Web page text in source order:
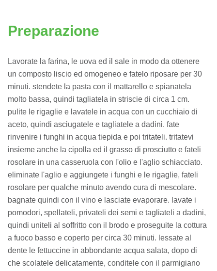
Preparazione
Lavorate la farina, le uova ed il sale in modo da ottenere
un composto liscio ed omogeneo e fatelo riposare per 30
minuti. stendete la pasta con il mattarello e spianatela
molto bassa, quindi tagliatela in striscie di circa 1 cm.
pulite le rigaglie e lavatele in acqua con un cucchiaio di
aceto, quindi asciugatele e tagliatele a dadini. fate
rinvenire i funghi in acqua tiepida e poi tritateli. tritatevi
insieme anche la cipolla ed il grasso di prosciutto e fateli
rosolare in una casseruola con l'olio e l'aglio schiacciato.
eliminate l'aglio e aggiungete i funghi e le rigaglie, fateli
rosolare per qualche minuto avendo cura di mescolare.
bagnate quindi con il vino e lasciate evaporare. lavate i
pomodori, spellateli, privateli dei semi e tagliateli a dadini,
quindi uniteli al soffritto con il brodo e proseguite la cottura
a fuoco basso e coperto per circa 30 minuti. lessate al
dente le fettuccine in abbondante acqua salata, dopo di
che scolatele delicatamente, conditele con il parmigiano